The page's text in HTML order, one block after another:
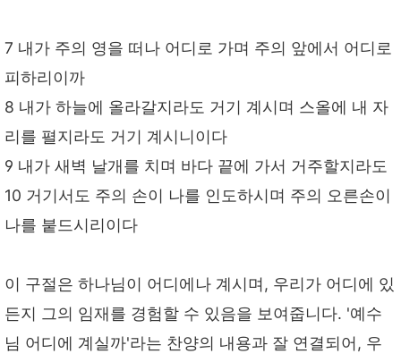
7 내가 주의 영을 떠나 어디로 가며 주의 앞에서 어디로
피하리이까
8 내가 하늘에 올라갈지라도 거기 계시며 스올에 내 자
리를 펼지라도 거기 계시니이다
9 내가 새벽 날개를 치며 바다 끝에 가서 거주할지라도
10 거기서도 주의 손이 나를 인도하시며 주의 오른손이
나를 붙드시리이다
이 구절은 하나님이 어디에나 계시며, 우리가 어디에 있
든지 그의 임재를 경험할 수 있음을 보여줍니다. '예수
님 어디에 계실까'라는 찬양의 내용과 잘 연결되어, 우